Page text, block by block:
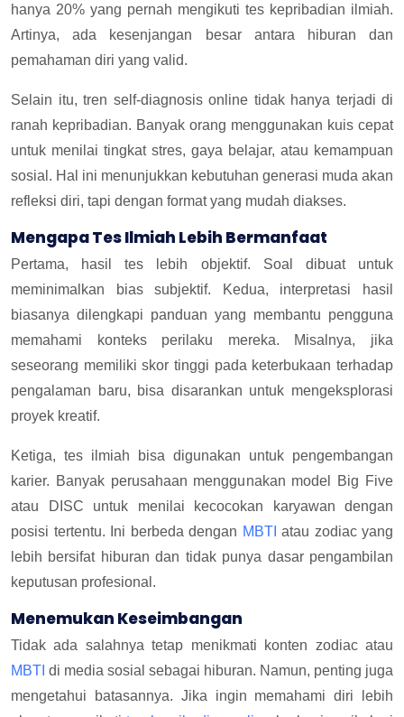
hanya 20% yang pernah mengikuti tes kepribadian ilmiah.
Artinya, ada kesenjangan besar antara hiburan dan
pemahaman diri yang valid.
Selain itu, tren self-diagnosis online tidak hanya terjadi di
ranah kepribadian. Banyak orang menggunakan kuis cepat
untuk menilai tingkat stres, gaya belajar, atau kemampuan
sosial. Hal ini menunjukkan kebutuhan generasi muda akan
refleksi diri, tapi dengan format yang mudah diakses.
Mengapa Tes Ilmiah Lebih Bermanfaat
Pertama, hasil tes lebih objektif. Soal dibuat untuk
meminimalkan bias subjektif. Kedua, interpretasi hasil
biasanya dilengkapi panduan yang membantu pengguna
memahami konteks perilaku mereka. Misalnya, jika
seseorang memiliki skor tinggi pada keterbukaan terhadap
pengalaman baru, bisa disarankan untuk mengeksplorasi
proyek kreatif.
Ketiga, tes ilmiah bisa digunakan untuk pengembangan
karier. Banyak perusahaan menggunakan model Big Five
atau DISC untuk menilai kecocokan karyawan dengan
posisi tertentu. Ini berbeda dengan MBTI atau zodiac yang
lebih bersifat hiburan dan tidak punya dasar pengambilan
keputusan profesional.
Menemukan Keseimbangan
Tidak ada salahnya tetap menikmati konten zodiac atau
MBTI di media sosial sebagai hiburan. Namun, penting juga
mengetahui batasannya. Jika ingin memahami diri lebih